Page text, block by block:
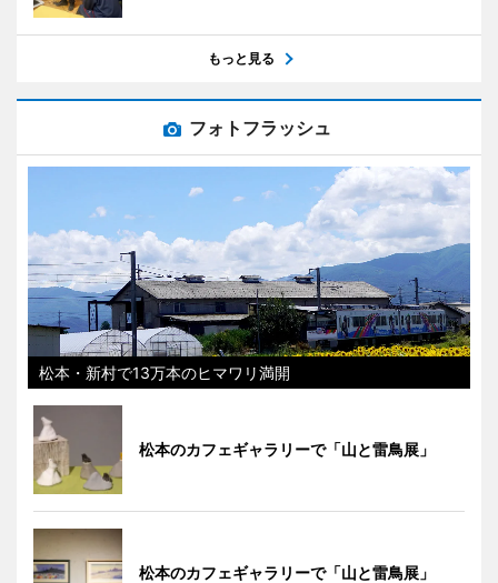
もっと見る
フォトフラッシュ
松本・新村で13万本のヒマワリ満開
松本のカフェギャラリーで「山と雷鳥展」
松本のカフェギャラリーで「山と雷鳥展」